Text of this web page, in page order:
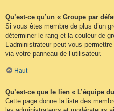
Qu’est-ce qu’un « Groupe par
Si vous êtes membre de plus d’un
déterminer le rang et la couleur de
L’administrateur peut vous
via votre panneau de l’utilisateur.
Haut
Qu’est-ce que le lien « L’équipe
Cette page donne la liste des